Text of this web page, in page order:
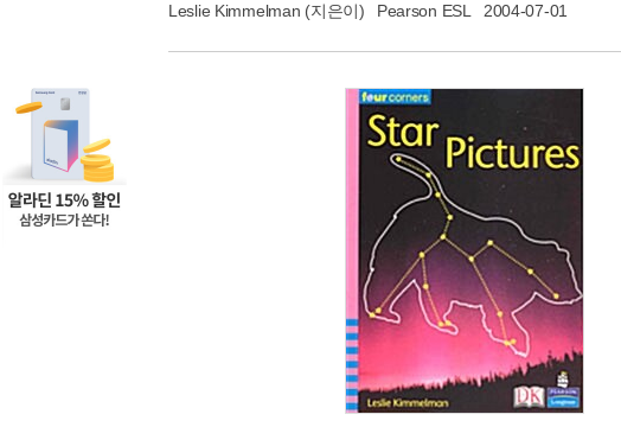
Leslie Kimmelman (지은이) Pearson ESL 2004-07-01